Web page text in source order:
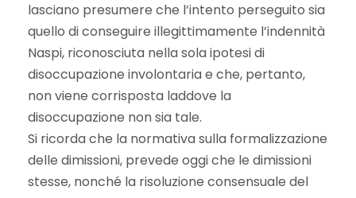
lasciano presumere che l’intento perseguito sia
quello di conseguire illegittimamente l’indennità
Naspi, riconosciuta nella sola ipotesi di
disoccupazione involontaria e che, pertanto,
non viene corrisposta laddove la
disoccupazione non sia tale.
Si ricorda che la normativa sulla formalizzazione
delle dimissioni, prevede oggi che le dimissioni
stesse, nonché la risoluzione consensuale del